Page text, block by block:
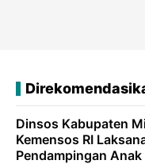
Dinsos Kabupaten
Kemensos RI
Pendampingan